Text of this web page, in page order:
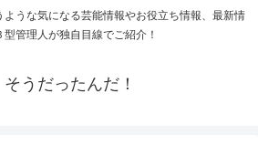
うな気になる芸能情報やお役立ち情報、最新情
型管理人が独自目線でご紹介！
そうだったんだ！